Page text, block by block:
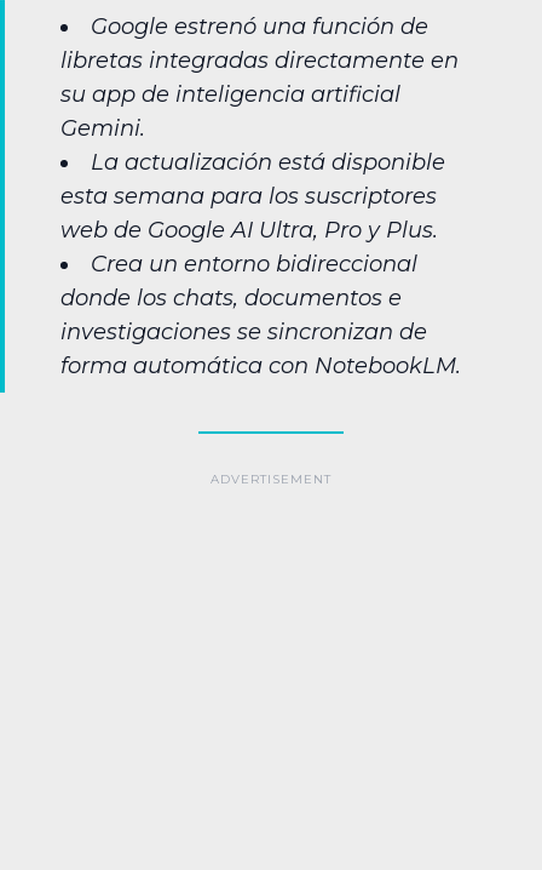
Google estrenó una función de
libretas integradas directamente en
su app de inteligencia artificial
Gemini.
La actualización está disponible
esta semana para los suscriptores
web de Google AI Ultra, Pro y Plus.
Crea un entorno bidireccional
donde los chats, documentos e
investigaciones se sincronizan de
forma automática con NotebookLM.